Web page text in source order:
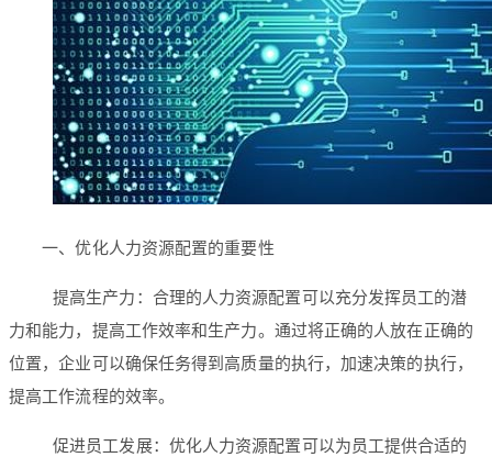
一、优化人力资源配置的重要性
提高生产力：合理的人力资源配置可以充分发挥员工的潜
力和能力，提高工作效率和生产力。通过将正确的人放在正确的
位置，企业可以确保任务得到高质量的执行，加速决策的执行，
提高工作流程的效率。
促进员工发展：优化人力资源配置可以为员工提供合适的